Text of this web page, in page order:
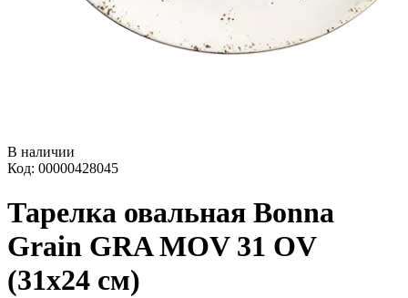
В наличии
Код: 00000428045
Тарелка овальная Bonna
Grain GRA MOV 31 OV
(31x24 см)